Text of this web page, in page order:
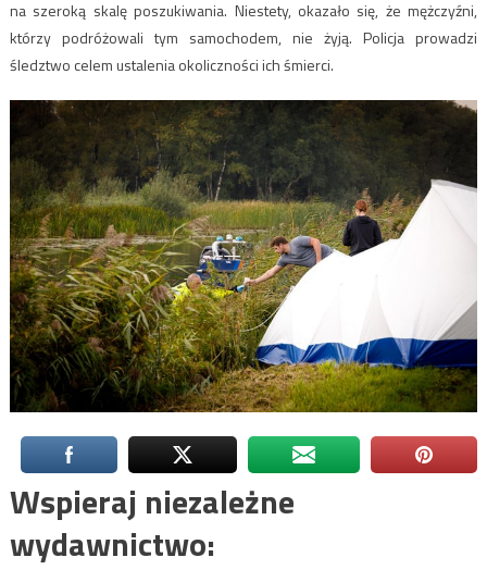
na szeroką skalę poszukiwania. Niestety, okazało się, że mężczyźni,
którzy podróżowali tym samochodem, nie żyją. Policja prowadzi
śledztwo celem ustalenia okoliczności ich śmierci.
Wspieraj niezależne
wydawnictwo: